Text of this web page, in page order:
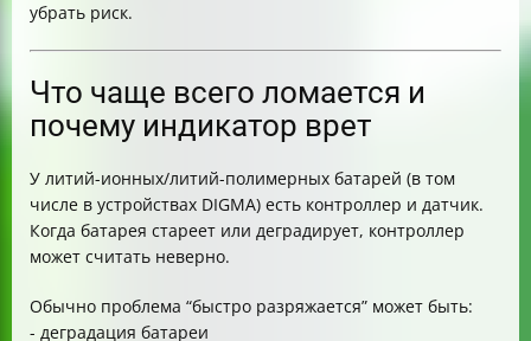
убрать риск.
Что чаще всего ломается и
почему индикатор врет
У литий-ионных/литий-полимерных батарей (в том
числе в устройствах DIGMA) есть контроллер и датчик.
Когда батарея стареет или деградирует, контроллер
может считать неверно.
Обычно проблема “быстро разряжается” может быть:
- деградация батареи